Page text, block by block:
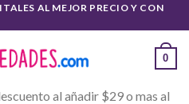
AL MEJOR PRECIO Y CON
0
al añadir $29 o mas al